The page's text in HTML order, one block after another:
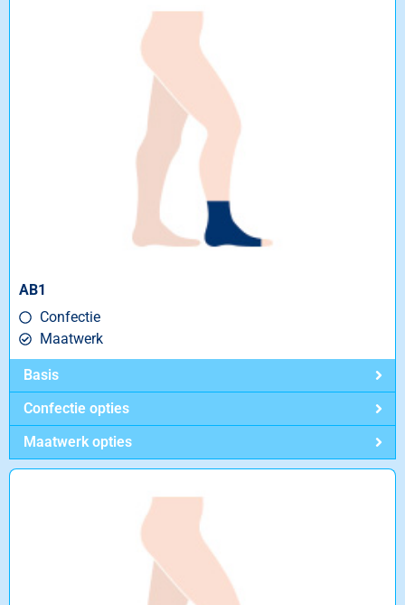
AB1
Confectie
Maatwerk
Basis
Confectie opties
Maatwerk opties